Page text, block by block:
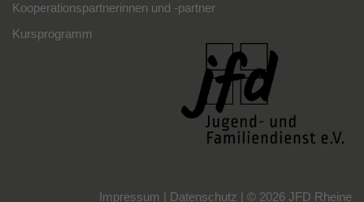
Kooperationspartnerinnen und -partner
Kursprogramm
Impressum | Datenschutz | © 2026 JFD Rheine